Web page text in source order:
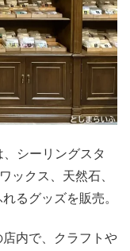
シーリングスタ
ックス、天然石、
るグッズを販売。
内で、クラフトや